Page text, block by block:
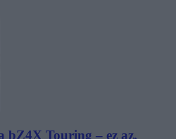
bZ4X Touring – ez az,